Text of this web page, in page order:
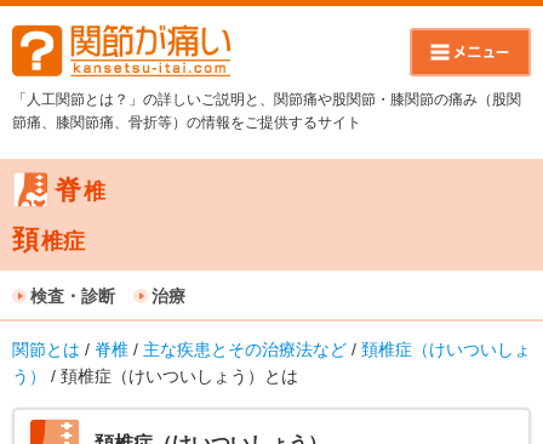
「人工関節とは？」の詳しいご説明と、関節痛や股関節・膝関節の痛み（股関
節痛、膝関節痛、骨折等）の情報をご提供するサイト
脊椎
頚椎症
検査・診断 治療
関節とは / 脊椎 / 主な疾患とその治療法など / 頚椎症（けいついしょ
う）
/ 頚椎症（けいついしょう）とは